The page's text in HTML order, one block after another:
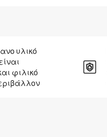
υλικό
φιλικό